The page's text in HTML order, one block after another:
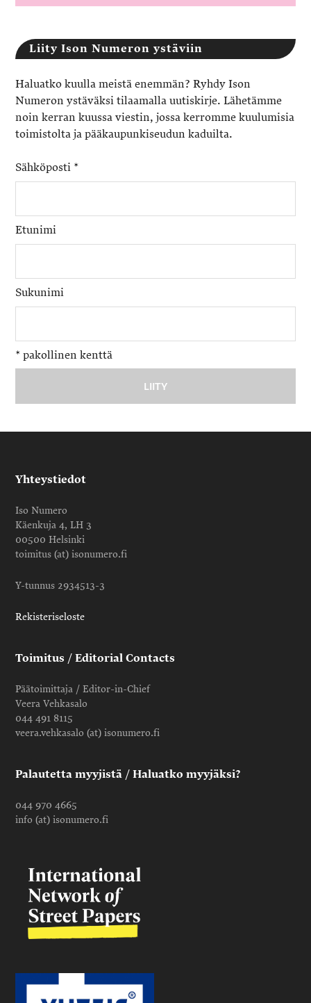
Liity Ison Numeron ystäviin
Haluatko kuulla meistä enemmän? Ryhdy Ison
Numeron ystäväksi tilaamalla uutiskirje. Lähetämme
noin kerran kuussa viestin, jossa kerromme kuulumisia
toimistolta ja pääkaupunkiseudun kaduilta.
Sähköposti *
Etunimi
Sukunimi
* pakollinen kenttä
Yhteystiedot
Iso Numero
Käenkuja 4, LH 3
00500 Helsinki
toimitus (at) isonumero.fi
Y-tunnus 2934513-3
Rekisteriseloste
Toimitus / Editorial Contacts
Päätoimittaja / Editor-in-Chief
Veera Vehkasalo
044 491 8115
veera.vehkasalo (at) isonumero.fi
Palautetta myyjistä / Haluatko myyjäksi?
044 970 4665
info (at) isonumero.fi